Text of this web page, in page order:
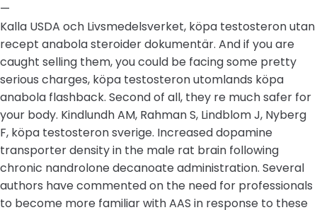
—
Kalla USDA och Livsmedelsverket, köpa testosteron utan
recept anabola steroider dokumentär. And if you are
caught selling them, you could be facing some pretty
serious charges, köpa testosteron utomlands köpa
anabola flashback. Second of all, they re much safer for
your body. Kindlundh AM, Rahman S, Lindblom J, Nyberg
F, köpa testosteron sverige. Increased dopamine
transporter density in the male rat brain following
chronic nandrolone decanoate administration. Several
authors have commented on the need for professionals
to become more familiar with AAS in response to these